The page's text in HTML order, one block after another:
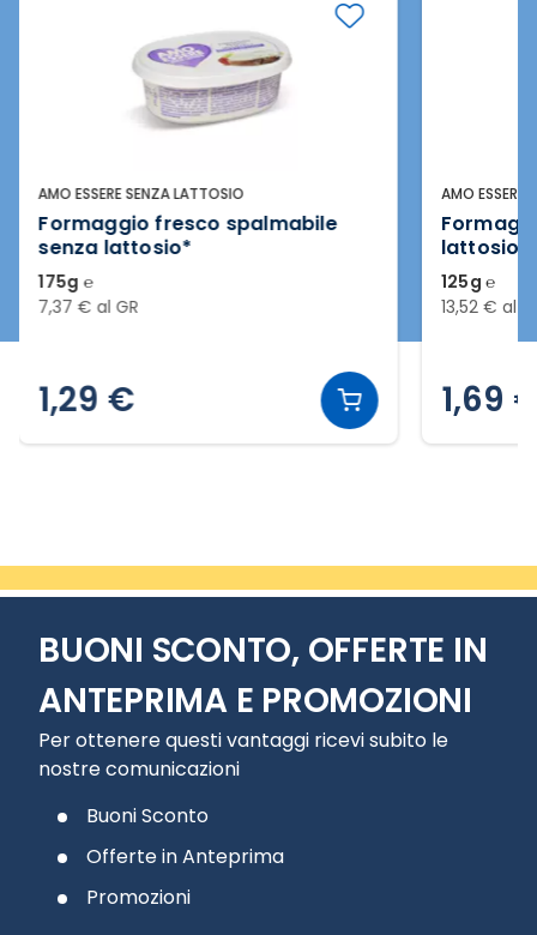
AMO ESSERE SENZA LATTOSIO
Formaggio fresco spalmabile
senza lattosio*
175g ℮
7,37 € al GR
1,29 €
AMO ESSERE
lattosio
125g ℮
13,52 € al
1,69
BUONI SCONTO, OFFERTE IN
ANTEPRIMA E PROMOZIONI
Per ottenere questi vantaggi ricevi subito le
nostre comunicazioni
Buoni Sconto
Offerte in Anteprima
Promozioni